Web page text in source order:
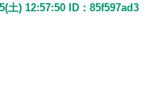
土) 12:57:50 ID：85f597ad3